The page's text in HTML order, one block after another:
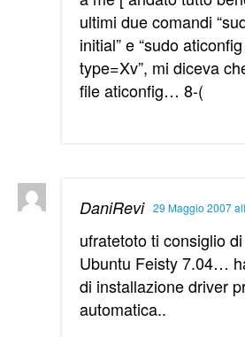
ultimi due comandi
initial” e “sudo
type=Xv”, mi diceva
file aticonfig… 8-(
DaniRevi 29 Maggio 2007
ufratetoto ti consiglio
Ubuntu Feisty 7.04…
di installazione driver
automatica..